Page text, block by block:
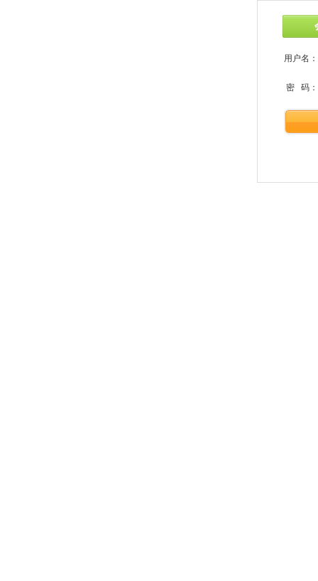
用户名：
密 码：